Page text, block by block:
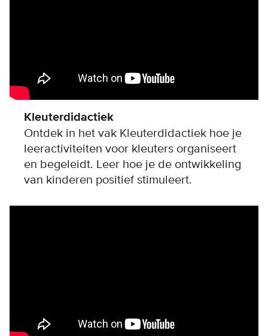
Kleuterdidactiek
Ontdek in het vak Kleuterdidactiek hoe je
leeractiviteiten voor kleuters organiseert
en begeleidt. Leer hoe je de ontwikkeling
van kinderen positief stimuleert.